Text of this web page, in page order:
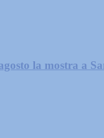
la mostra a